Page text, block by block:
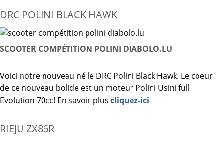
DRC POLINI BLACK HAWK
SCOOTER COMPÉTITION POLINI DIABOLO.LU
Voici notre nouveau né le DRC Polini Black Hawk. Le coeur
de ce nouveau bolide est un moteur Polini Usini full
Evolution 70cc! En savoir plus cliquez-ici
RIEJU ZX86R